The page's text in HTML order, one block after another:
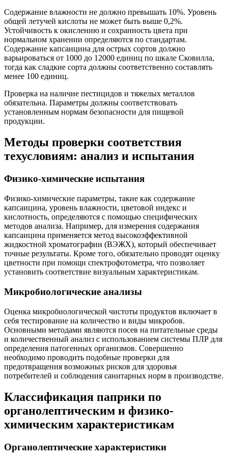
Содержание влажности не должно превышать 10%. Уровень
общей летучей кислоты не может быть выше 0,2%.
Устойчивость к окислению и сохранность цвета при
нормальном хранении определяются по стандартам.
Содержание капсаицина для острых сортов должно
варьироваться от 1000 до 12000 единиц по шкале Сковилла,
тогда как сладкие сорта должны соответственно составлять
менее 100 единиц.
Проверка на наличие пестицидов и тяжелых металлов
обязательна. Параметры должны соответствовать
установленным нормам безопасности для пищевой
продукции.
Методы проверки соответствия
техусловиям: анализ и испытания
Физико-химические испытания
Физико-химические параметры, такие как содержание
капсаицина, уровень влажности, цветовой индекс и
кислотность, определяются с помощью специфических
методов анализа. Например, для измерения содержания
капсаицина применяется метод высокоэффективной
жидкостной хроматографии (ВЭЖХ), который обеспечивает
точные результаты. Кроме того, обязательно проводят оценку
цветности при помощи спектрофотометра, что позволяет
установить соответствие визуальным характеристикам.
Микробиологические анализы
Оценка микробиологической чистоты продуктов включает в
себя тестирование на количество и виды микробов.
Основными методами являются посев на питательные среды
и количественный анализ с использованием системы ПЛР для
определения патогенных организмов. Совершенно
необходимо проводить подобные проверки для
предотвращения возможных рисков для здоровья
потребителей и соблюдения санитарных норм в производстве.
Классификация паприки по
органолептическим и физико-
химическим характеристикам
Органолептические характеристики